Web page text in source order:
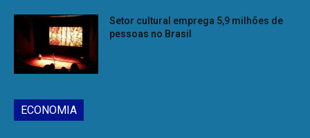
Setor cultural emprega 5,9 milhões de
pessoas no Brasil
ECONOMIA